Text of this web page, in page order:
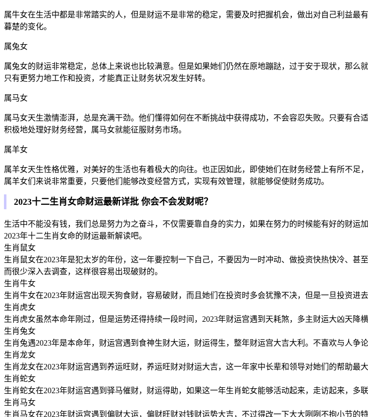
属牛女在生活中都是非常踏实的人，但是财运不是非常的稳定，需要及时把握机会，做出对自己利益
暮楚的变化。
属兔女
属兔女的财运非常稳定，总体上来说也比较满意。但是如果她们仍然在原地蹦跶，过于安于现状，那么
只有更努力地工作和投资，才能真正让财务状况发生好转。
属马女
属马女天生激情澎湃，总是充满干劲。他们懂得如何在不断挑战中获得成功，不会容忍失败。只要有合
积极地处理好财务经营，属马女就能征服财务市场。
属羊女
属羊女天生性格优雅，对美好的生活也有着极大的向往。也正因如此，即使她们在财务经营上有所不
属羊女们来说非常重要，只要他们能够改变经营方式，实现有效管理，就能够促使财务成功。
2023十二生肖女命财运最新详批 你会不会发财呢？
生活中不能没有钱，我们总是努力为之奋斗，不仅需要靠自身的实力，如果在努力的时候能有好的财
2023年十二生肖女命的财运最新解读吧。
生肖鼠女
生肖鼠女在2023年是犯太岁的年份，这一年要控制一下自己，不要因为一时冲动、做投资快热快冷、甚
而很少深入去调查，这样很容易出现破财的。
生肖牛女
生肖牛女在2023年财运宫出现天狗食财，容易破财，而且她们在投资时多会犹豫不决，但是一旦投资进
生肖虎女
生肖虎女虽然本命年刚过，但是运势还得持续一段时间，2023年财运宫遇到天耗煞，多主财运大凶天降
生肖兔女
生肖兔遇2023年是本命年，财运宫遇到食神生财大运，财运得生，整年财运宫大吉大利。不喜欢与人争
生肖龙女
生肖龙女在2023年财运宫遇到养运旺财，养运旺财对财运大吉，这一年家中长辈和领导对她们的帮助最
生肖蛇女
生肖蛇女在2023年财运宫遇到驿马催财，财运得助，如果这一年生肖蛇女能够活动起来，走访起来，多
生肖马女
生肖马女在2023年财运宫遇到偏财大运，偏财旺财对钱财运势大吉，不过得改一下大大咧咧不拘小节的